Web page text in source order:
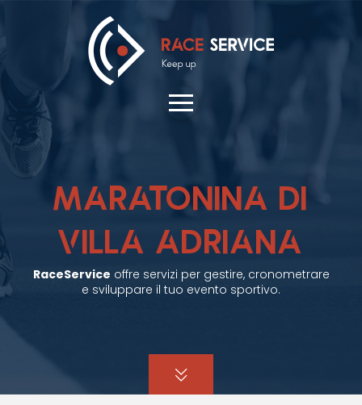
MARATONINA DI
VILLA ADRIANA
RaceService offre servizi per gestire, cronometrare
e sviluppare il tuo evento sportivo.